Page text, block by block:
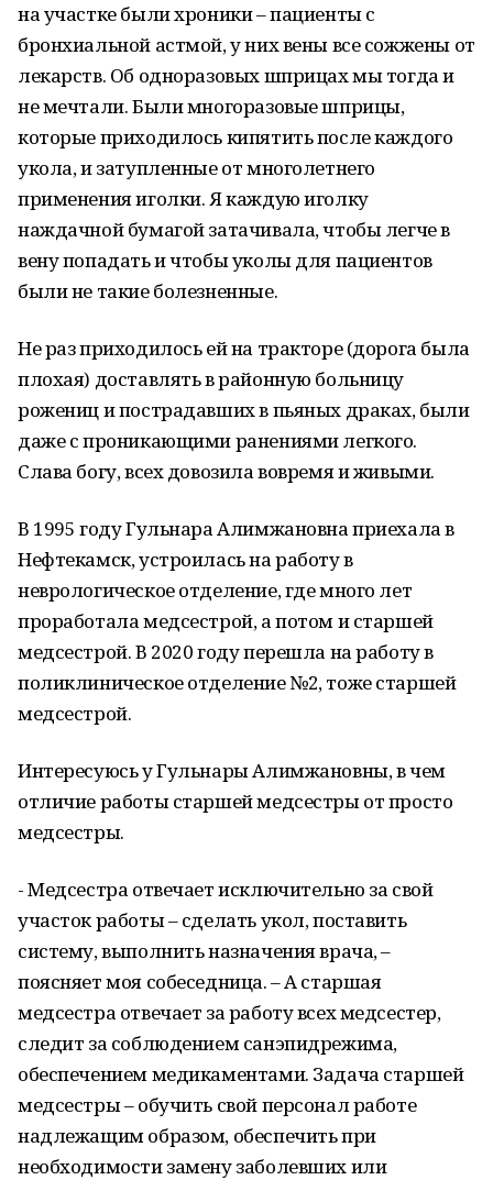
на участке были хроники – пациенты с
бронхиальной астмой, у них вены все сожжены от
лекарств. Об одноразовых шприцах мы тогда и
не мечтали. Были многоразовые шприцы,
которые приходилось кипятить после каждого
укола, и затупленные от многолетнего
применения иголки. Я каждую иголку
наждачной бумагой затачивала, чтобы легче в
вену попадать и чтобы уколы для пациентов
были не такие болезненные.
Не раз приходилось ей на тракторе (дорога была
плохая) доставлять в районную больницу
рожениц и пострадавших в пьяных драках, были
даже с проникающими ранениями легкого.
Слава богу, всех довозила вовремя и живыми.
В 1995 году Гульнара Алимжановна приехала в
Нефтекамск, устроилась на работу в
неврологическое отделение, где много лет
проработала медсестрой, а потом и старшей
медсестрой. В 2020 году перешла на работу в
поликлиническое отделение №2, тоже старшей
медсестрой.
Интересуюсь у Гульнары Алимжановны, в чем
отличие работы старшей медсестры от просто
медсестры.
- Медсестра отвечает исключительно за свой
участок работы – сделать укол, поставить
систему, выполнить назначения врача, –
поясняет моя собеседница. – А старшая
медсестра отвечает за работу всех медсестер,
следит за соблюдением санэпидрежима,
обеспечением медикаментами. Задача старшей
медсестры – обучить свой персонал работе
надлежащим образом, обеспечить при
необходимости замену заболевших или